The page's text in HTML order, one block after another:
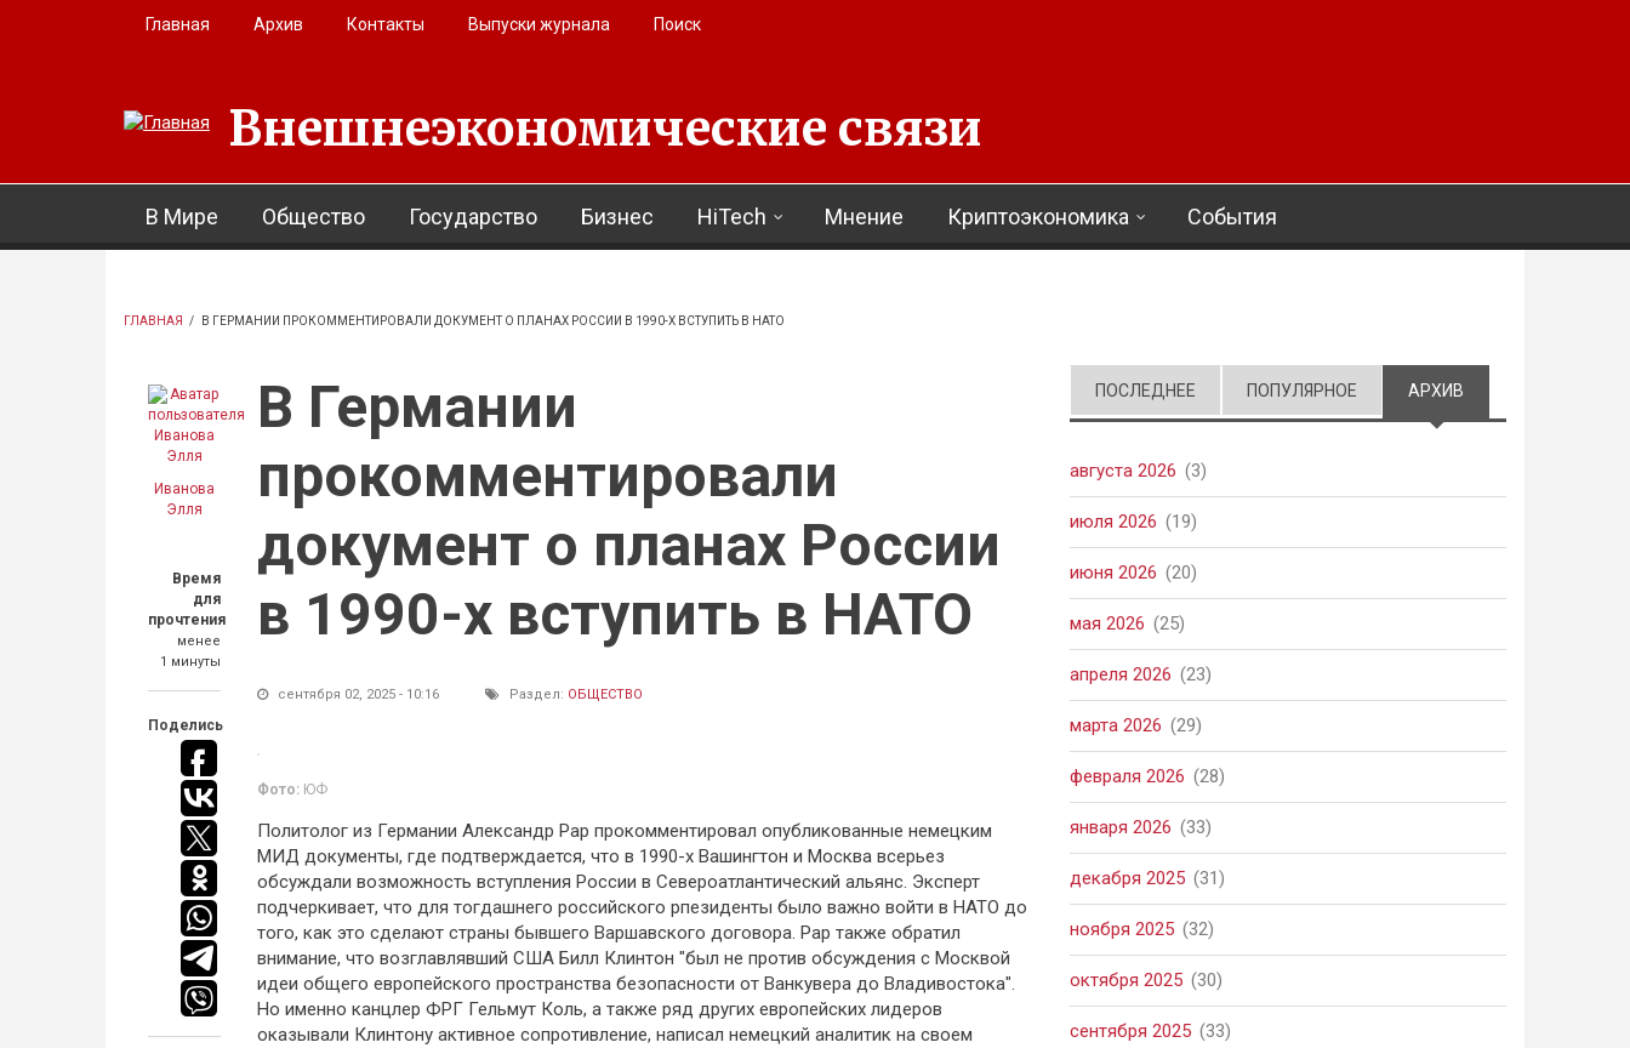
Перейти к основному содержанию
Главная Архив Контакты Выпуски журнала Поиск
Внешнеэкономические связи
В Мире Общество Государство Бизнес HiTech Мнение Криптоэкономика События
ГЛАВНАЯ / В ГЕРМАНИИ ПРОКОММЕНТИРОВАЛИ ДОКУМЕНТ О ПЛАНАХ РОССИИ В 1990-Х ВСТУПИТЬ В НАТО
Иванова
Элля
Время
для
прочтения
менее
1 минуты
Поделись
В Германии
прокомментировали
документ о планах России
в 1990-х вступить в НАТО
сентября 02, 2025 - 10:16 Раздел: ОБЩЕСТВО
Фото: ЮФ
Политолог из Германии Александр Рар прокомментировал опубликованные немецким
МИД документы, где подтверждается, что в 1990-х Вашингтон и Москва всерьез
обсуждали возможность вступления России в Североатлантический альянс. Эксперт
подчеркивает, что для тогдашнего российского рпезиденты было важно войти в НАТО до
того, как это сделают страны бывшего Варшавского договора. Рар также обратил
внимание, что возглавлявший США Билл Клинтон "был не против обсуждения с Москвой
идеи общего европейского пространства безопасности от Ванкувера до Владивостока".
Но именно канцлер ФРГ Гельмут Коль, а также ряд других европейских лидеров
оказывали Клинтону активное сопротивление, написал немецкий аналитик на своем
ПОСЛЕДНЕЕ ПОПУЛЯРНОЕ АРХИВ
августа 2026 (3)
июля 2026 (19)
июня 2026 (20)
мая 2026 (25)
апреля 2026 (23)
марта 2026 (29)
февраля 2026 (28)
января 2026 (33)
декабря 2025 (31)
ноября 2025 (32)
октября 2025 (30)
сентября 2025 (33)